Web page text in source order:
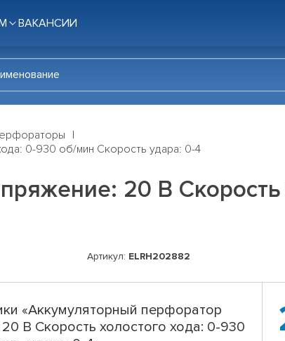
ВАКАНСИИ
0-930 об/мин Скорость удара: 0-4
20 В Скорость
Артикул: ELRH202882
«Аккумуляторный перфоратор
В Скорость холостого хода: 0-930